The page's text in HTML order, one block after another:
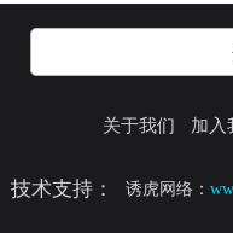
关于我们 加入
技术支持： 诱虎网络：